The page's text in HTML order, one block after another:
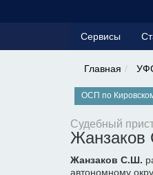
Сервисы
Главная
ОСП по
Судебный
Жанзаков
Жанзаков С.Ш.
автономному